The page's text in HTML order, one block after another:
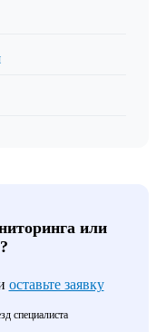
или
оставьте заявку
специалиста